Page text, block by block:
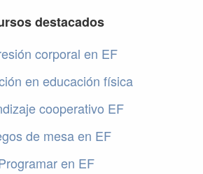
destacados
corporal en EF
en educación física
cooperativo EF
de mesa en EF
en EF